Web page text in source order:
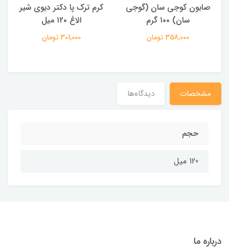
صابون کوجی سان (گوجی
سان) ۱۰۰ گرم
358,000 تومان
کرم ترک پا دکتر دیوی شیر
الاغ ۱۲۰ میل
301,000 تومان
مشخصات دیدگاه‌ها
حجم
120 میل
درباره ما